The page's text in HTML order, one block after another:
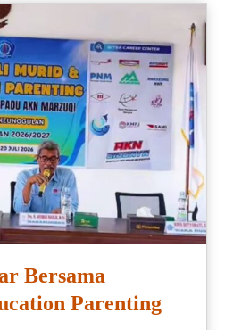
Bersama
Parenting